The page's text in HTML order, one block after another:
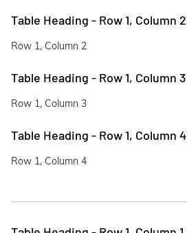
Table Heading - Row 1, Column 2
Row 1, Column 2
Table Heading - Row 1, Column 3
Row 1, Column 3
Table Heading - Row 1, Column 4
Row 1, Column 4